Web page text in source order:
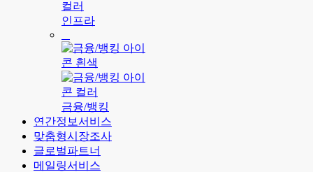
인프라
금융/뱅킹
연간정보서비스
맞춤형시장조사
글로벌파트너
메일링서비스